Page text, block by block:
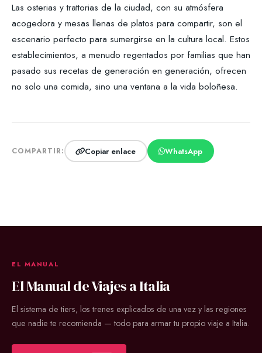
Las osterias y trattorias de la ciudad, con su atmósfera
acogedora y mesas llenas de platos para compartir, son el
escenario perfecto para sumergirse en la cultura local. Estos
establecimientos, a menudo regentados por familias que han
pasado sus recetas de generación en generación, ofrecen
no solo una comida, sino una ventana a la vida boloñesa.
COMPARTIR: Copiar enlace WhatsApp
EL MANUAL
El Manual de Viajes a Italia
El sistema de tiers, los trenes explicados de una vez y las regiones
que nadie te recomienda — todo para armar tu propio viaje a Italia.